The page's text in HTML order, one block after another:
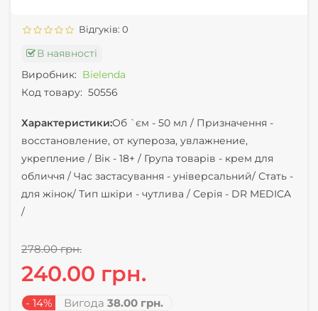
Відгуків: 0
В наявності
Виробник: Bielenda
Код товару: 50556
Характеристики:Об `єм - 50 мл / Призначення -
восстановление, от купероза, увлажнение,
укрепление / Вік - 18+ / Група товарів - крем для
обличчя / Час застасування - універсальний/ Стать -
для жінок/ Тип шкіри - чутлива / Серія - DR MEDICA
/
278.00 грн.
240.00 грн.
- 14% Вигода 38.00 грн.